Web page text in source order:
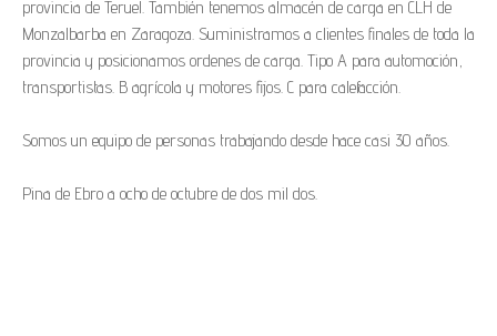
provincia de Teruel. También tenemos almacén de carga en CLH de
Monzalbarba en Zaragoza. Suministramos a clientes finales de toda la
provincia y posicionamos ordenes de carga. Tipo A para automoción,
transportistas. B agrícola y motores fijos. C para calefacción.
Somos un equipo de personas trabajando desde hace casi 30 años.
Pina de Ebro a ocho de octubre de dos mil dos.